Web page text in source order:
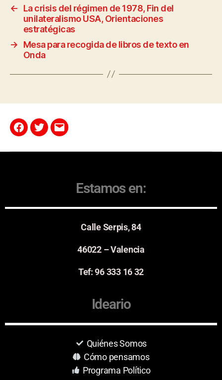
←
La crisis del régimen de 1978, Fin del
unilateralismo USA, Orientaciones
estratégicas
→
Mesa para recogida de libros de texto en
Onda
Estamos en:
Calle Serpis, 84
46022 – Valencia
Tef: 96 333 16 32
Ideario
Quiénes Somos
Cómo pensamos
Programa Político